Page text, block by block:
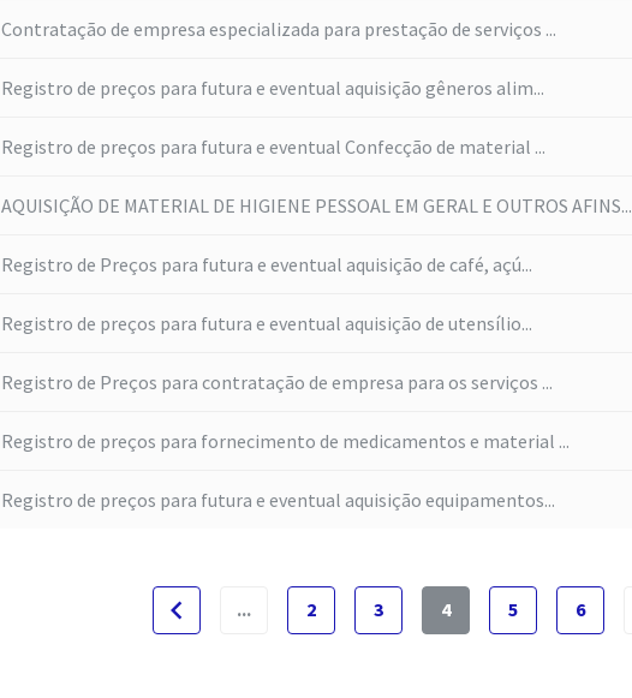
Contratação de empresa especializada para prestação de serviços ...
Registro de preços para futura e eventual aquisição gêneros alim...
Registro de preços para futura e eventual Confecção de material ...
AQUISIÇÃO DE MATERIAL DE HIGIENE PESSOAL EM GERAL E OUTROS AFINS...
Registro de Preços para futura e eventual aquisição de café, açú...
Registro de preços para futura e eventual aquisição de utensílio...
Registro de Preços para contratação de empresa para os serviços ...
Registro de preços para fornecimento de medicamentos e material ...
Registro de preços para futura e eventual aquisição equipamentos...
navigate_before ... 2 3 4 5 6